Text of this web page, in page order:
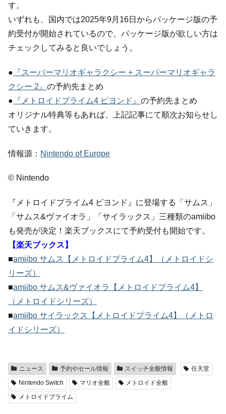
す。
いずれも、国内では2025年9月16日からパッケージ版の予
約受付が開始されているので、パッケージ版が欲しい方は
チェックしてみると良いでしょう。
● 『スーパーマリオギャラクシー + スーパーマリオギャラ
クシー 2』 の予約先まとめ
● 『メトロイドプライム4 ビヨンド』 の予約先まとめ
オリジナル特典等もあれば、上記記事にて順次お知らせし
ていきます。
情報源： Nintendo of Europe
© Nintendo
『メトロイドプライム4 ビヨンド』に登場する「サムス」
「サムス&ヴァイオラ」「サイラックス」三種類のamiibo
も発売が決定！楽天ブックスにて予約受付も開始です。
【楽天ブックス】
■amiibo サムス【メトロイドプライム4】（メトロイドシ
リーズ）
■amiibo サムス&ヴァイオラ【メトロイドプライム4】
（メトロイドシリーズ）
■amiibo サイラックス【メトロイドプライム4】（メトロ
イドシリーズ）
ニュース 予約やセール情報 スイッチ全般情報
任天堂
Nintendo Switch
マリオ全般
メトロイド全般
メトロイドプライム